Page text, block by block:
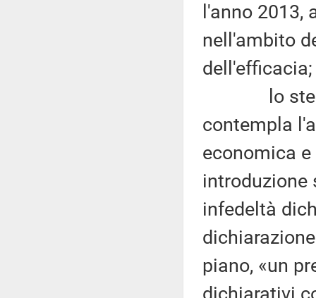
l'anno
nell'ambito
dell'efficacia;
lo stesso
contempla
economica
introduzione
infedeltà
piano, «un